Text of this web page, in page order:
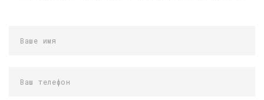
Ваше имя
Ваш телефон